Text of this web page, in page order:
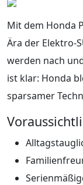
Mit dem Honda
Ära der Elektro-
werden nach
ist klar: Honda
sparsamer